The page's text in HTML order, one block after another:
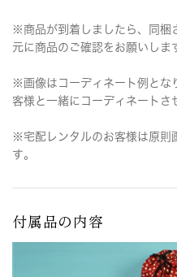
※商品が到着しましたら、同梱
元に商品のご確認をお願いしま
※画像はコーディネート例とな
客様と一緒にコーディネートさ
※宅配レンタルのお客様は原則
す。
付属品の内容